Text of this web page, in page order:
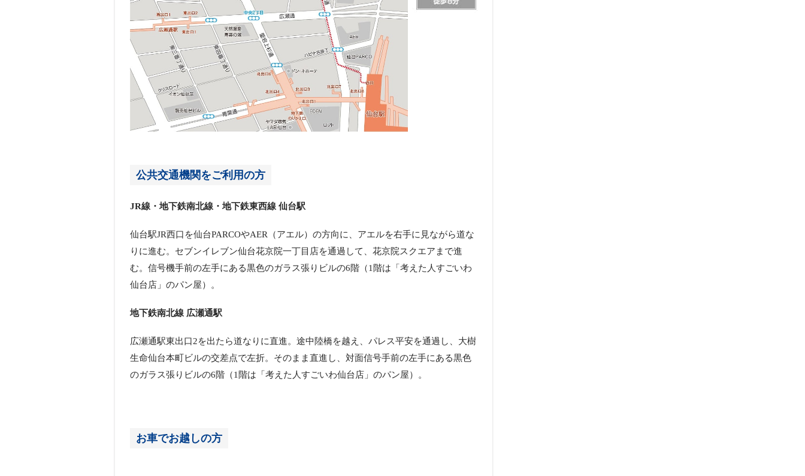
公共交通機関をご利用の方
JR線・地下鉄南北線・地下鉄東西線 仙台駅
仙台駅JR西口を仙台PARCOやAER（アエル）の方向に、アエルを右手に見ながら道な
りに進む。セブンイレブン仙台花京院一丁目店を通過して、花京院スクエアまで進
む。信号機手前の左手にある黒色のガラス張りビルの6階（1階は「考えた人すごいわ
仙台店」のパン屋）。
地下鉄南北線 広瀬通駅
広瀬通駅東出口2を出たら道なりに直進。途中陸橋を越え、パレス平安を通過し、大樹
生命仙台本町ビルの交差点で左折。そのまま直進し、対面信号手前の左手にある黒色
のガラス張りビルの6階（1階は「考えた人すごいわ仙台店」のパン屋）。
お車でお越しの方